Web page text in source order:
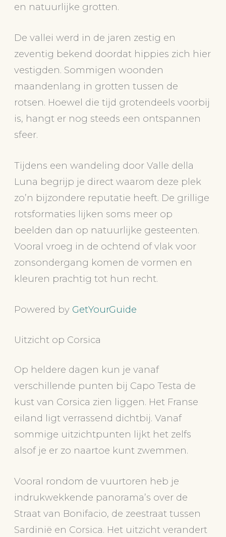
en natuurlijke grotten.
De vallei werd in de jaren zestig en
zeventig bekend doordat hippies zich hier
vestigden. Sommigen woonden
maandenlang in grotten tussen de
rotsen. Hoewel die tijd grotendeels voorbij
is, hangt er nog steeds een ontspannen
sfeer.
Tijdens een wandeling door Valle della
Luna begrijp je direct waarom deze plek
zo’n bijzondere reputatie heeft. De grillige
rotsformaties lijken soms meer op
beelden dan op natuurlijke gesteenten.
Vooral vroeg in de ochtend of vlak voor
zonsondergang komen de vormen en
kleuren prachtig tot hun recht.
Powered by GetYourGuide
Uitzicht op Corsica
Op heldere dagen kun je vanaf
verschillende punten bij Capo Testa de
kust van Corsica zien liggen. Het Franse
eiland ligt verrassend dichtbij. Vanaf
sommige uitzichtpunten lijkt het zelfs
alsof je er zo naartoe kunt zwemmen.
Vooral rondom de vuurtoren heb je
indrukwekkende panorama’s over de
Straat van Bonifacio, de zeestraat tussen
Sardinië en Corsica. Het uitzicht verandert